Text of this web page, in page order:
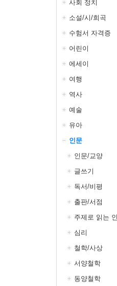
사회 정치
소설/시/희곡
수험서 자격증
어린이
에세이
여행
역사
예술
유아
인문
인문/교양
글쓰기
독서/비평
출판/서점
주제로 읽는
심리
철학/사상
서양철학
동양철학